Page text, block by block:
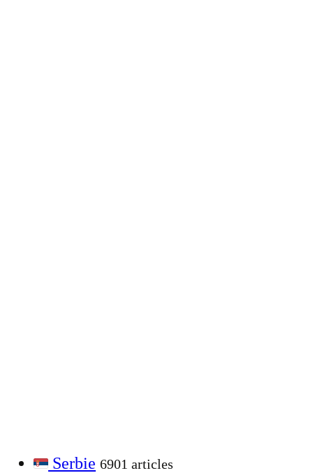
Serbie 6901 articles